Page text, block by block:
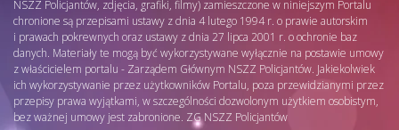
NSZZ Policjantów, zdjęcia, grafiki, filmy) zamieszczone w niniejszym Portalu
chronione są przepisami ustawy z dnia 4 lutego 1994 r. o prawie autorskim
i prawach pokrewnych oraz ustawy z dnia 27 lipca 2001 r. o ochronie baz
danych. Materiały te mogą być wykorzystywane wyłącznie na postawie umowy
z właścicielem portalu - Zarządem Głównym NSZZ Policjantów. Jakiekolwiek
ich wykorzystywanie przez użytkowników Portalu, poza przewidzianymi przez
przepisy prawa wyjątkami, w szczególności dozwolonym użytkiem osobistym,
bez ważnej umowy jest zabronione. ZG NSZZ Policjantów